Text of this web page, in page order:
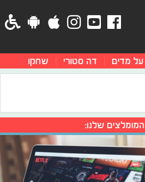
על מדים דה סטורי שחקו
המומלצים שלנו: